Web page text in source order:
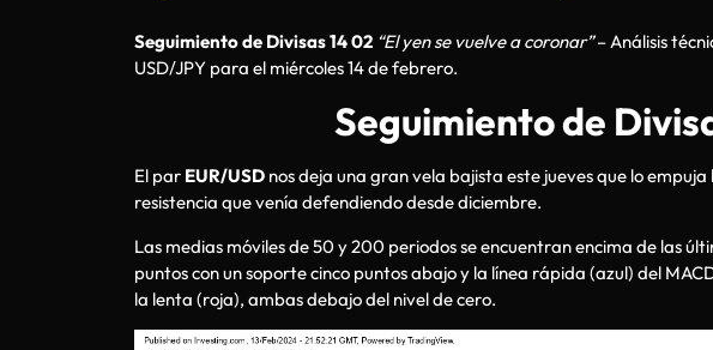
Seguimiento de Divisas 14 02 “El yen se vuelve a coronar”– Análisis
USD/JPY para el miércoles 14 de febrero.
Seguimiento de
El par EUR/USD nos deja una gran vela bajista este jueves que lo
resistencia que venía defendiendo desde diciembre.
Las medias móviles de 50 y 200 periodos se encuentran encima de las
puntos con un soporte cinco puntos abajo y la línea rápida (azul) del
la lenta (roja), ambas debajo del nivel de cero.